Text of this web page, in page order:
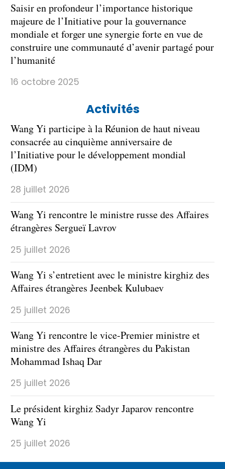
​Saisir en profondeur l’importance historique
majeure de l’Initiative pour la gouvernance
mondiale et forger une synergie forte en vue de
construire une communauté d’avenir partagé pour
l’humanité
16 octobre 2025
Activités
Wang Yi participe à la Réunion de haut niveau
consacrée au cinquième anniversaire de
l’Initiative pour le développement mondial
(IDM)
28 juillet 2026
Wang Yi rencontre le ministre russe des Affaires
étrangères Sergueï Lavrov
25 juillet 2026
Wang Yi s’entretient avec le ministre kirghiz des
Affaires étrangères Jeenbek Kulubaev
25 juillet 2026
Wang Yi rencontre le vice-Premier ministre et
ministre des Affaires étrangères du Pakistan
Mohammad Ishaq Dar
25 juillet 2026
Le président kirghiz Sadyr Japarov rencontre
Wang Yi
25 juillet 2026